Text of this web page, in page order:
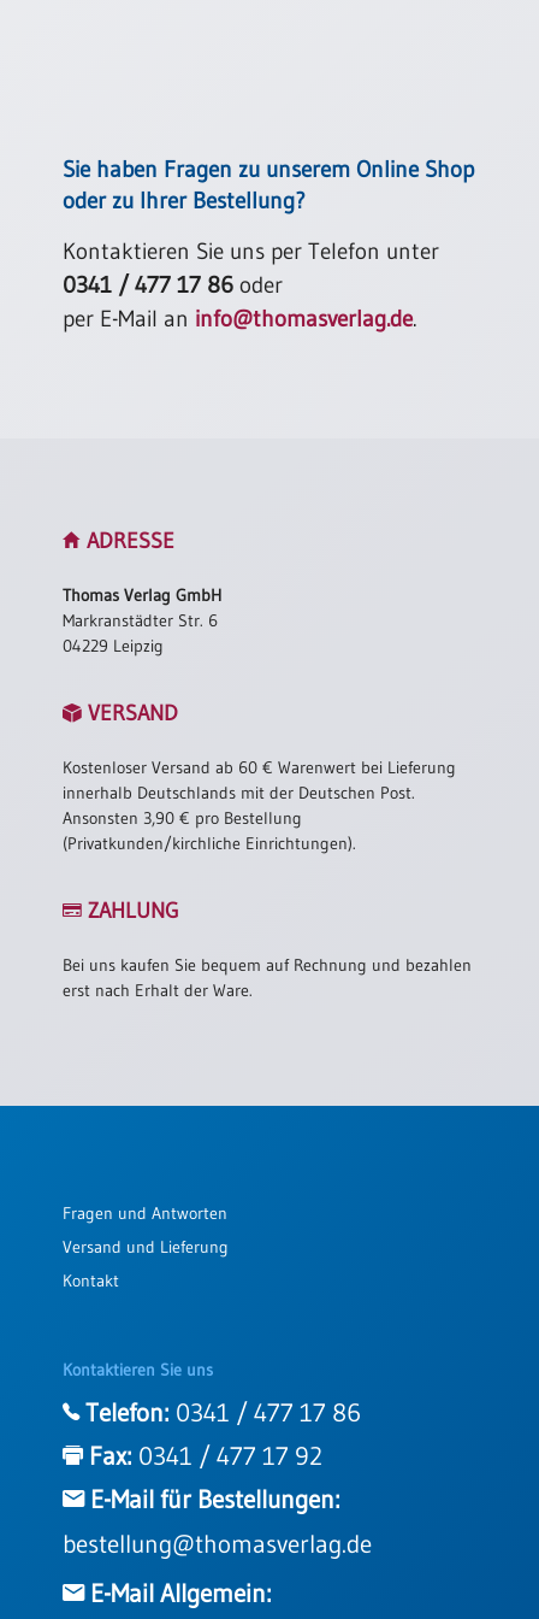
Hefte
Jahreslosung
Restbestände
Urkundenscheine
Sie haben Fragen zu unserem Online Shop
oder zu Ihrer Bestellung?
Kontaktieren Sie uns per Telefon unter
0341 / 477 17 86 oder
per E-Mail an info@thomasverlag.de.
ADRESSE
Thomas Verlag GmbH
Markranstädter Str. 6
04229 Leipzig
VERSAND
Kostenloser Versand ab 60 € Warenwert bei Lieferung
innerhalb Deutschlands mit der Deutschen Post.
Ansonsten 3,90 € pro Bestellung
(Privatkunden/kirchliche Einrichtungen).
ZAHLUNG
Bei uns kaufen Sie bequem auf Rechnung und bezahlen
erst nach Erhalt der Ware.
Fragen und Antworten
Versand und Lieferung
Kontakt
Kontaktieren Sie uns
Telefon: 0341 / 477 17 86
Fax: 0341 / 477 17 92
E-Mail für Bestellungen:
bestellung@thomasverlag.de
E-Mail Allgemein: